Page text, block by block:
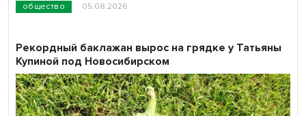
общество 05.08.2026
Рекордный баклажан вырос на грядке у Татьяны
Купиной под Новосибирском